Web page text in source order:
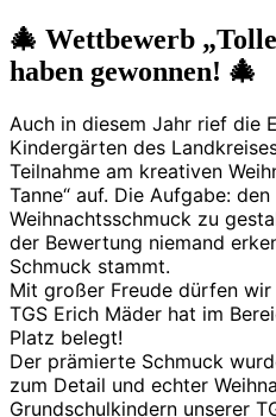
🎄 Wettbewerb
haben gewonnen! 🎄
Auch in diesem Jahr rief die
Kindergärten des
Teilnahme am kreativen
Tanne“ auf. Die Aufgabe:
Weihnachtsschmuck zu
der Bewertung niemand
Schmuck stammt.
Mit großer Freude dürfen
TGS Erich Mäder hat im
Platz belegt!
Der prämierte Schmuck
zum Detail und echter
Grundschulkindern unserer